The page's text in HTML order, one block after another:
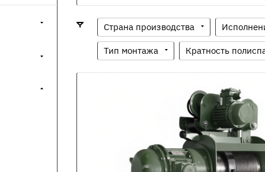
Страна производства
Тип монтажа Кратность